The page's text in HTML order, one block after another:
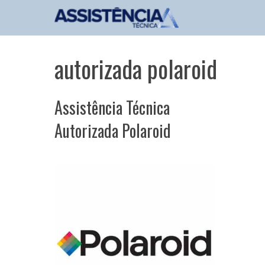
autorizada polaroid
Assistência Técnica
Autorizada Polaroid